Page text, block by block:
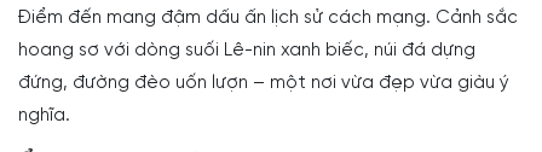
Điểm đến mang đậm dấu ấn lịch sử cách mạng. Cảnh sắc
hoang sơ với dòng suối Lê-nin xanh biếc, núi đá dựng
đứng, đường đèo uốn lượn – một nơi vừa đẹp vừa giàu ý
nghĩa.